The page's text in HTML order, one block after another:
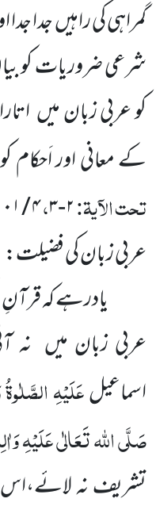
گمراہی کی راہیں جدا
شرعی ضروریات کو
کو عربی زبان میں
کے معانی اور اَحکام
تحت الآیۃ:۲-۳ ،۴ / ۱۰۱
عربی زبان کی فضیلت:
یادرہے کہ
عربی زبان میں
اسماعیلعَلَیْہِالصَّلٰوۃُ
صَلَّی اللہ تَعَالٰی عَلَیْہِ
تشریف نہ لائے،اس